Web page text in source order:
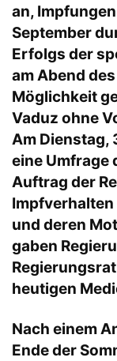
an,
September
Erfolgs der
am Abend
Möglichkeit
Vaduz ohne
Am Dienstag,
eine Umfrage
Auftrag der
und deren
gaben
heutigen
Nach einem
Ende der